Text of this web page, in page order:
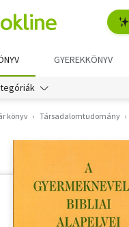
GYEREKKÖNYV
könyv Társadalomtudomány